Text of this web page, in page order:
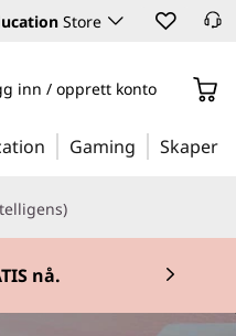
Store
inn / opprett konto
Gaming Skaper
nå.